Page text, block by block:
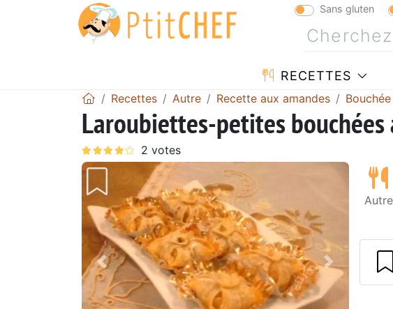
Sans gluten
RECETTES
Recettes Autre Recette aux amandes
Laroubiettes-petites bouchées
Précédent Suivant
Autre